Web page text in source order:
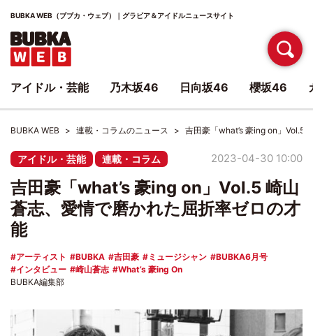
BUBKA WEB（ブブカ・ウェブ）｜グラビア＆アイドルニュースサイト
BUBKA WEB 連載・コラムのニュース 吉田豪「what’s 豪ing on」Vol.5
アイドル・芸能 連載・コラム 2023-04-30 10:00
吉田豪「what’s 豪ing on」Vol.5 崎山
蒼志、愛情で磨かれた屈折率ゼロの才
能
アーティスト BUBKA 吉田豪 ミュージシャン
BUBKA6月号
インタビュー
崎山蒼志
What’s 豪ing On
BUBKA編集部
アイドル・芸能 乃木坂46 日向坂46 櫻坂46